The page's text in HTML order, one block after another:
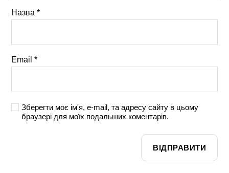
Назва*
Email*
Зберегти моє ім'я, e-mail, та адресу сайту в цьому
браузері для моїх подальших коментарів.